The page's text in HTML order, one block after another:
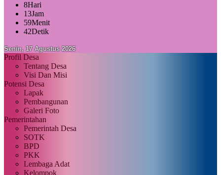
8Hari
13Jam
59Menit
40Detik
Senin, 17 Agustus 2026
Profil Desa
Tentang Desa
Visi Dan Misi
Potensi Desa
Lapak
Pembangunan
Galeri Foto
Pemerintahan
Pemerintah Desa
SOTK
BPD
PKK
Lembaga Adat
Kelompok